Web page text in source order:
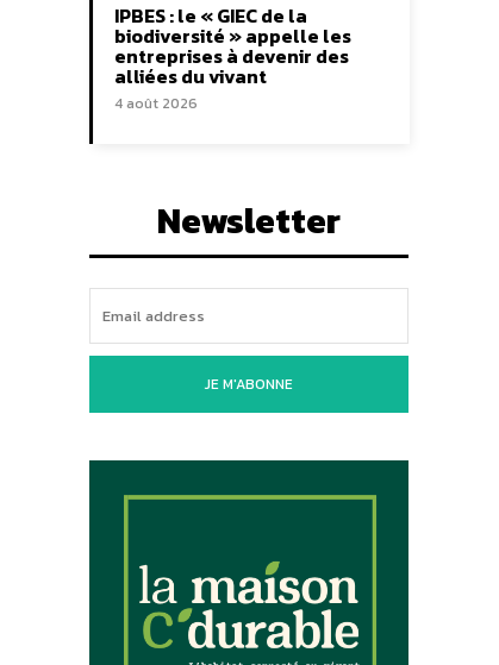
IPBES : le « GIEC de la
biodiversité » appelle les
entreprises à devenir des
alliées du vivant
4 août 2026
Newsletter
JE M'ABONNE